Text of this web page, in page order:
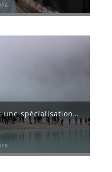
une spécialisation…